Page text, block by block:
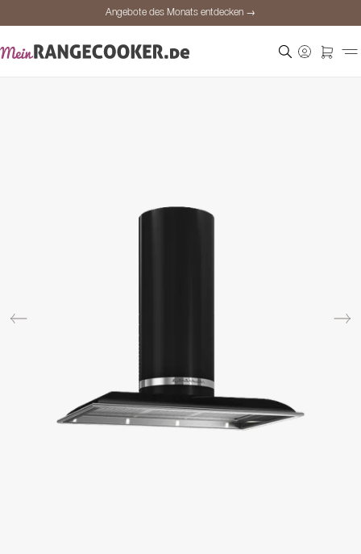
Angebote des Monats entdecken →